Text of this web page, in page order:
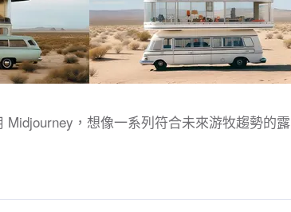
，想像一系列符合未來游牧趨勢的露